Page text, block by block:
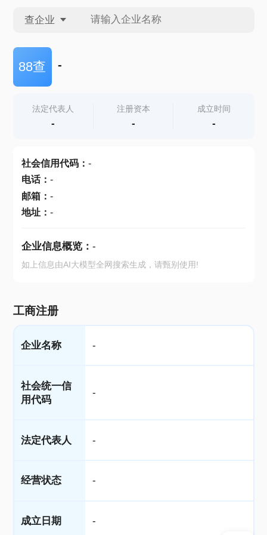
查企业
查企业
查产地
88查 -
法定代表人
-
注册资本
-
成立时间
-
社会信用代码： -
电话： -
邮箱： -
地址： -
企业信息概览： -
如上信息由AI大模型全网搜索生成，请甄别使用!
工商注册
企业名称 -
社会统一信
用代码
-
法定代表人 -
经营状态 -
成立日期 -